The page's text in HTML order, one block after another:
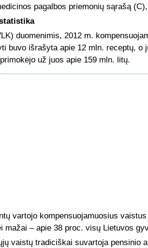
pagalbos priemonių sąrašą
duomenimis, 2012 m.
buvo išrašyta apie 12 mln. receptų, o
už juos apie 159 mln. litų.
vartojo kompensuojamuosius
mažai – apie 38 proc. visų Lietuvos
vaistų tradiciškai suvartoja pensinio